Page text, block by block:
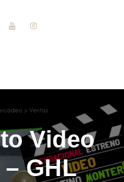
Video
GHL